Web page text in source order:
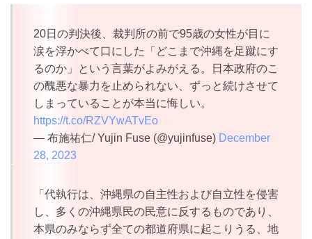
20日の判決後、裁判所の前で95歳の女性が目に
涙を浮かべて口にした「どこまで沖縄を足蹴にす
るのか」という言葉がよみがえる。日本政府のこ
の醜悪な暴力を止められない、ずっと続けさせて
しまっていることが本当に悔しい。
https://t.co/RZVYwATvEo
— 布施祐仁/ Yujin Fuse (@yujinfuse) December
28, 2023
「代執行は、沖縄県の自主性および自立性を侵害
し、多くの沖縄県民の民意に反するものであり、
本県のみならず全ての都道府県に起こりうる、地